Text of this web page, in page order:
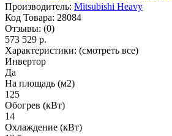
Производитель: Mitsubishi Heavy
Код Товара: 28084
Отзывы: (0)
573 529 р.
Характеристики: (смотреть все)
Инвертор
Да
На площадь (м2)
125
Обогрев (кВт)
14
Охлаждение (кВт)